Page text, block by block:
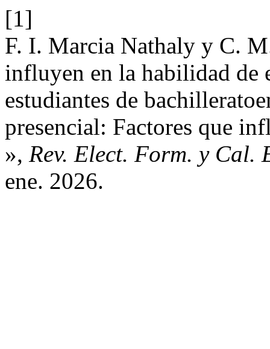
[1]
F. I. Marcia Nathaly y C.
influyen en la habilidad de
estudiantes de
presencial: Factores que
», Rev. Elect. Form. y Cal.
ene. 2026.